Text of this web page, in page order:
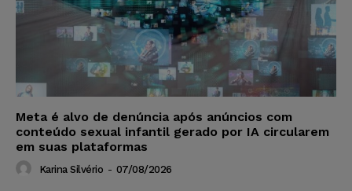
Meta é alvo de denúncia após anúncios com
conteúdo sexual infantil gerado por IA circularem
em suas plataformas
Karina Silvério - 07/08/2026